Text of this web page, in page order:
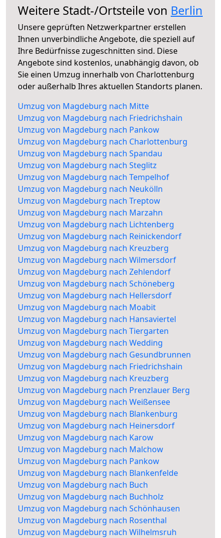
Weitere Stadt-/Ortsteile von Berlin
Unsere geprüften Netzwerkpartner erstellen
Ihnen unverbindliche Angebote, die speziell auf
Ihre Bedürfnisse zugeschnitten sind. Diese
Angebote sind kostenlos, unabhängig davon, ob
Sie einen Umzug innerhalb von Charlottenburg
oder außerhalb Ihres aktuellen Standorts planen.
Umzug von Magdeburg nach Mitte
Umzug von Magdeburg nach Friedrichshain
Umzug von Magdeburg nach Pankow
Umzug von Magdeburg nach Charlottenburg
Umzug von Magdeburg nach Spandau
Umzug von Magdeburg nach Steglitz
Umzug von Magdeburg nach Tempelhof
Umzug von Magdeburg nach Neukölln
Umzug von Magdeburg nach Treptow
Umzug von Magdeburg nach Marzahn
Umzug von Magdeburg nach Lichtenberg
Umzug von Magdeburg nach Reinickendorf
Umzug von Magdeburg nach Kreuzberg
Umzug von Magdeburg nach Wilmersdorf
Umzug von Magdeburg nach Zehlendorf
Umzug von Magdeburg nach Schöneberg
Umzug von Magdeburg nach Hellersdorf
Umzug von Magdeburg nach Moabit
Umzug von Magdeburg nach Hansaviertel
Umzug von Magdeburg nach Tiergarten
Umzug von Magdeburg nach Wedding
Umzug von Magdeburg nach Gesundbrunnen
Umzug von Magdeburg nach Friedrichshain
Umzug von Magdeburg nach Kreuzberg
Umzug von Magdeburg nach Prenzlauer Berg
Umzug von Magdeburg nach Weißensee
Umzug von Magdeburg nach Blankenburg
Umzug von Magdeburg nach Heinersdorf
Umzug von Magdeburg nach Karow
Umzug von Magdeburg nach Malchow
Umzug von Magdeburg nach Pankow
Umzug von Magdeburg nach Blankenfelde
Umzug von Magdeburg nach Buch
Umzug von Magdeburg nach Buchholz
Umzug von Magdeburg nach Schönhausen
Umzug von Magdeburg nach Rosenthal
Umzug von Magdeburg nach Wilhelmsruh